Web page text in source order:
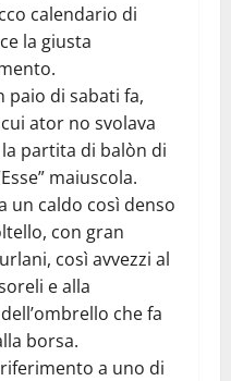
calendario di
la giusta
paio di sabati fa,
ator no svolava
la partita di balòn di
maiuscola.
un caldo così denso
con gran
così avvezzi al
e alla
che fa
borsa.
a uno di